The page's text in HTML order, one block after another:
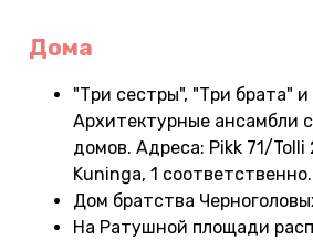
Дома
"Три сестры", "Три брата"
Архитектурные ансамбли
домов. Адреса: Pikk 71/Tolli
Kuninga, 1 соответственно.
Дом братства
На Ратушной площади